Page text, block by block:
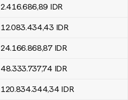
2.416.686,89 IDR
12.083.434,43 IDR
24.166.868,87 IDR
48.333.737,74 IDR
120.834.344,34 IDR